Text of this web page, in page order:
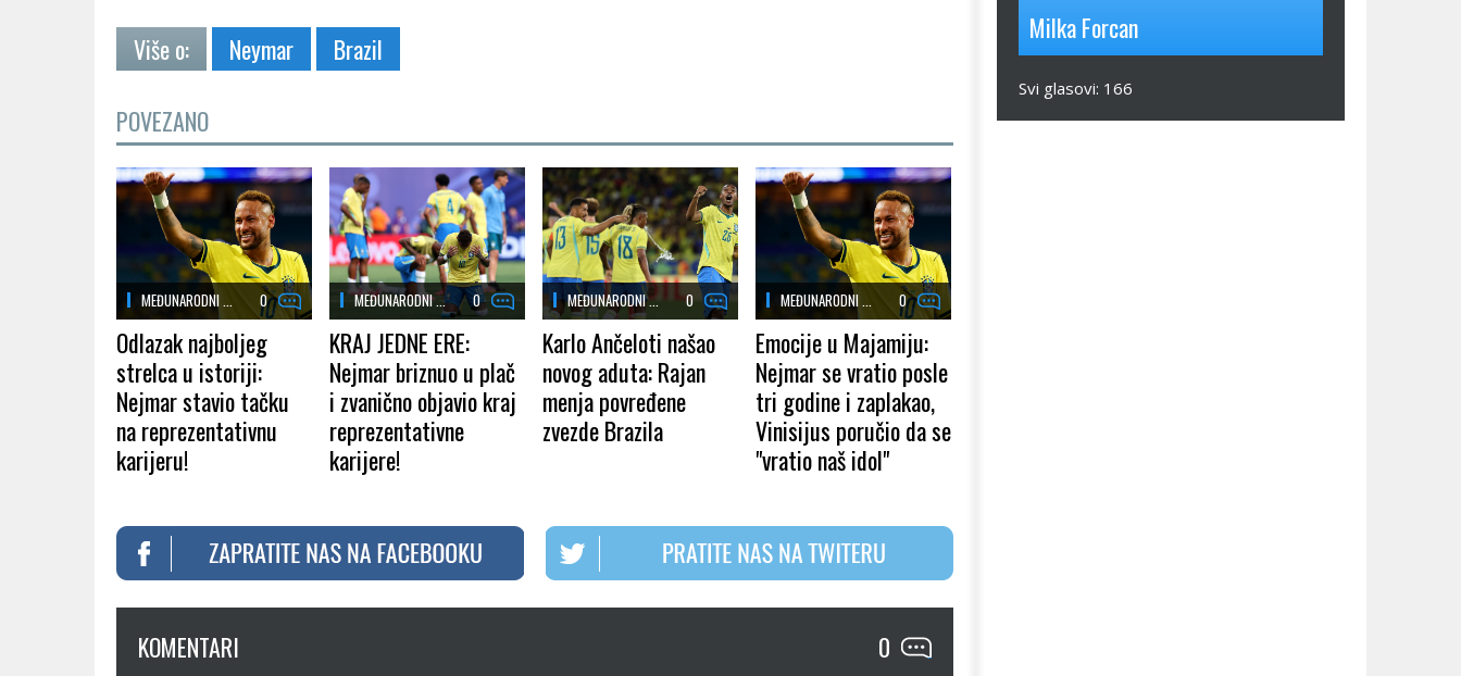
Više o: Neymar Brazil
POVEZANO
MEĐUNARODNI ... 0
Odlazak najboljeg
strelca u istoriji:
Nejmar stavio tačku
na reprezentativnu
karijeru!
MEĐUNARODNI ... 0
KRAJ JEDNE ERE:
Nejmar briznuo u plač
i zvanično objavio kraj
reprezentativne
karijere!
MEĐUNARODNI ... 0
Karlo Ančeloti našao
novog aduta: Rajan
menja povređene
zvezde Brazila
MEĐUNARODNI ... 0
Emocije u Majamiju:
Nejmar se vratio posle
tri godine i zaplakao,
Vinisijus poručio da se
"vratio naš idol"
KOMENTARI 0
Milka Forcan
Svi glasovi: 166